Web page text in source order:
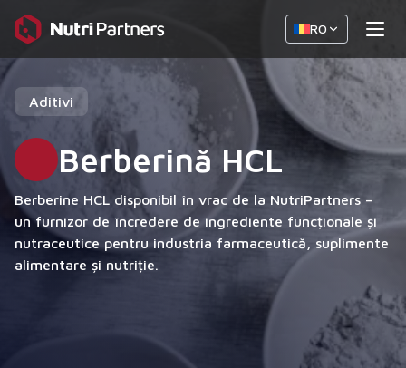
RO
Aditivi
Berberină HCL
Berberine HCL disponibil în vrac de la NutriPartners –
un furnizor de încredere de ingrediente funcționale și
nutraceutice pentru industria farmaceutică, suplimente
alimentare și nutriție.